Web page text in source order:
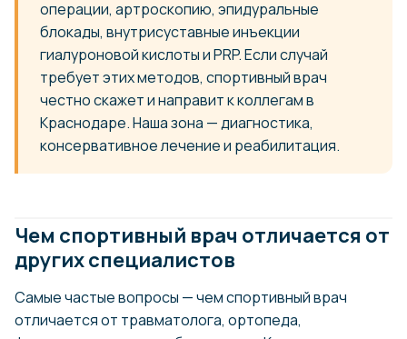
операции, артроскопию, эпидуральные
блокады, внутрисуставные инъекции
гиалуроновой кислоты и PRP. Если случай
требует этих методов, спортивный врач
честно скажет и направит к коллегам в
Краснодаре. Наша зона — диагностика,
консервативное лечение и реабилитация.
Чем спортивный врач отличается от
других специалистов
Самые частые вопросы — чем спортивный врач
отличается от травматолога, ортопеда,